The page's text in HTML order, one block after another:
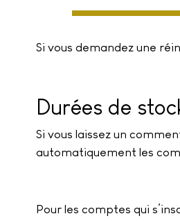
Si vous demandez une
Durées de
Si vous laissez un
automatiquement les
Pour les comptes qui